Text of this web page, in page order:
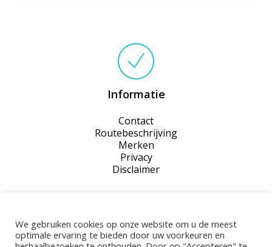
Informatie
Contact
Routebeschrijving
Merken
Privacy
Disclaimer
We gebruiken cookies op onze website om u de meest
optimale ervaring te bieden door uw voorkeuren en